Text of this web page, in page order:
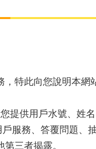
特此向您說明本網
提供用戶水號、姓名
服務、答覆問題、抽
三者揭露。